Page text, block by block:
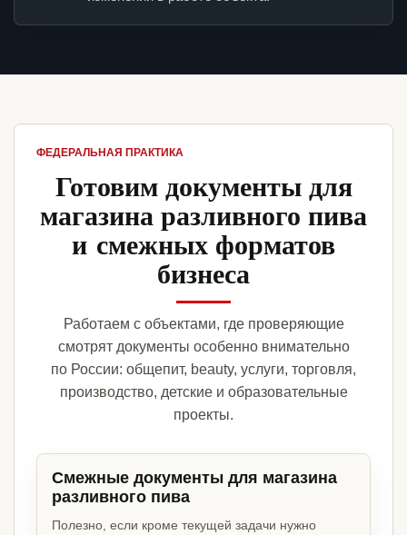
ФЕДЕРАЛЬНАЯ ПРАКТИКА
Готовим документы для
магазина разливного пива
и смежных форматов
бизнеса
Работаем с объектами, где проверяющие
смотрят документы особенно внимательно
по России: общепит, beauty, услуги, торговля,
производство, детские и образовательные
проекты.
Смежные документы для магазина
разливного пива
Полезно, если кроме текущей задачи нужно